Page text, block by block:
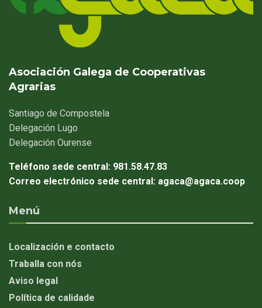
Asociación Galega de Cooperativas
Agrarias
Santiago de Compostela
Delegación Lugo
Delegación Ourense
Teléfono sede central: 981.58.47.83
Correo electrónico sede central: agaca@agaca.coop
Menú
Localización e contacto
Traballa con nós
Aviso legal
Política de calidade